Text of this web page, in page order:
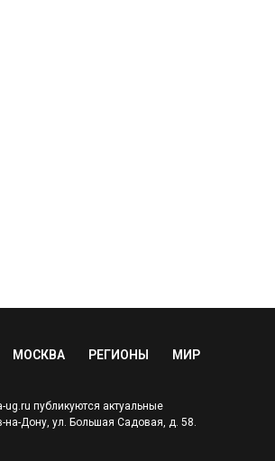
МОСКВА РЕГИОНЫ МИР
публикуются актуальные
на-Дону, ул. Большая Садовая, д. 58.